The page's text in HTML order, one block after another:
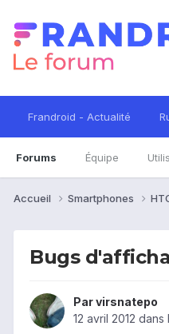
Frandroid - Actualité
Forums Équipe
Accueil Smartphones
Bugs
Parvirsnatepo
12 avril 2012 dans